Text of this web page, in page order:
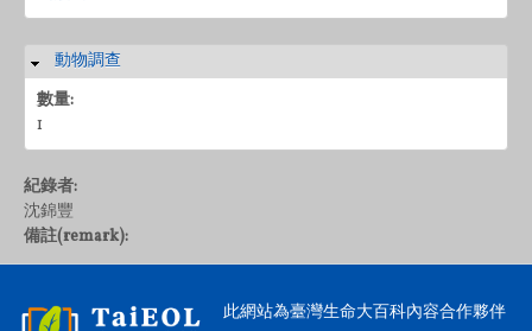
隱藏
動物調查
數量:
1
紀錄者:
沈錦豐
備註(remark):
此網站為臺灣生命大百科內容合作夥伴